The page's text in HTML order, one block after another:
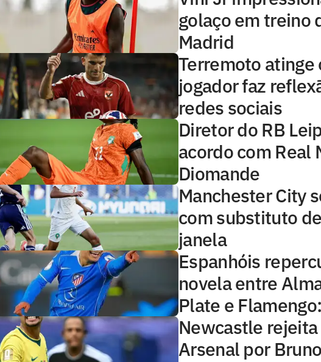
golaço em treino
Madrid
Terremoto atinge
jogador faz
redes sociais
Diretor do RB
acordo com Real
Diomande
Manchester City
com substituto
janela
Espanhóis
novela entre
Plate e
Newcastle
Arsenal por